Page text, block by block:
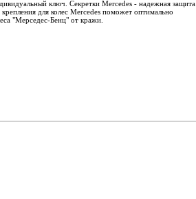
ключ. Секретки Mercedes - надежная защита
для колес Mercedes поможет оптимально
"Мерседес-Бенц" от кражи.